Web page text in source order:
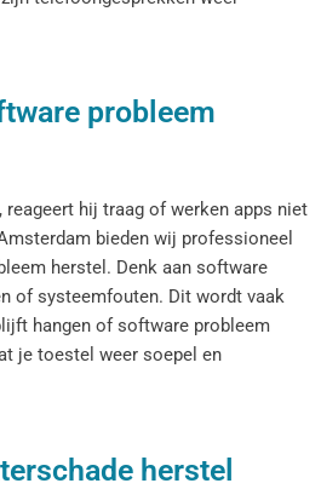
probleem
reageert hij traag of werken apps niet
bieden wij professioneel
herstel. Denk aan software
of systeemfouten. Dit wordt vaak
hangen of software probleem
je toestel weer soepel en
herstel